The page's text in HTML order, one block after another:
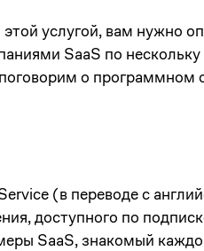
услугой, вам нужно
SaaS по
о
(в переводе с
доступного по
SaaS, знакомый